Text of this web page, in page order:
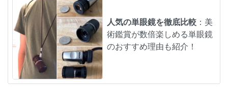
人気の単眼鏡を徹底比較 ：美
術鑑賞が数倍楽しめる単眼鏡
のおすすめ理由も紹介！